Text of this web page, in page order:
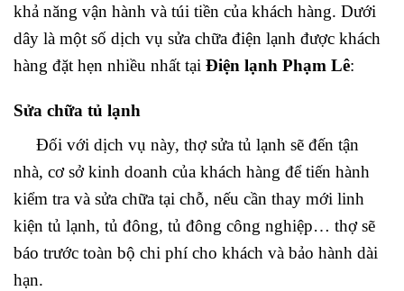
khả năng vận hành và túi tiền của khách hàng. Dưới
dây là một số dịch vụ sửa chữa điện lạnh được khách
hàng đặt hẹn nhiều nhất tại Điện lạnh Phạm Lê:
Sửa chữa tủ lạnh
Đối với dịch vụ này, thợ sửa tủ lạnh sẽ đến tận
nhà, cơ sở kinh doanh của khách hàng để tiến hành
kiểm tra và sửa chữa tại chỗ, nếu cần thay mới linh
kiện tủ lạnh, tủ đông, tủ đông công nghiệp… thợ sẽ
báo trước toàn bộ chi phí cho khách và bảo hành dài
hạn.